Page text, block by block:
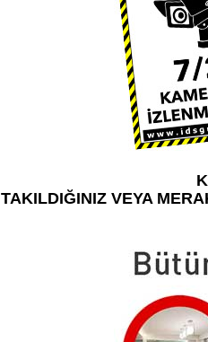
TAKILDIĞINIZ VEYA